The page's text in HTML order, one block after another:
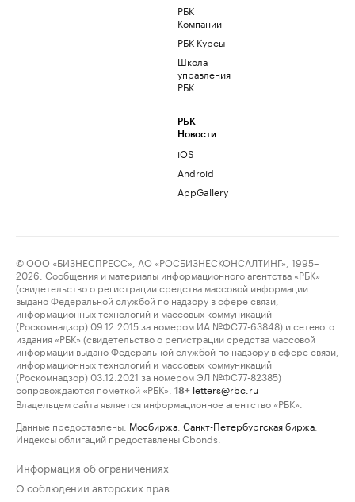
РБК
Компании
РБК Курсы
Школа
управления
РБК
РБК
Новости
iOS
Android
AppGallery
© ООО «БИЗНЕСПРЕСС», АО «РОСБИЗНЕСКОНСАЛТИНГ», 1995–
2026. Сообщения и материалы информационного агентства «РБК»
(свидетельство о регистрации средства массовой информации
выдано Федеральной службой по надзору в сфере связи,
информационных технологий и массовых коммуникаций
(Роскомнадзор) 09.12.2015 за номером ИА №ФС77-63848) и сетевого
издания «РБК» (свидетельство о регистрации средства массовой
информации выдано Федеральной службой по надзору в сфере связи,
информационных технологий и массовых коммуникаций
(Роскомнадзор) 03.12.2021 за номером ЭЛ №ФС77-82385)
сопровождаются пометкой «РБК».
18+ letters@rbc.ru
Владельцем сайта является информационное агентство «РБК».
Данные предоставлены: Мосбиржа Санкт-Петербургская биржа
Индексы облигаций предоставлены Cbonds.
Информация об ограничениях
О соблюдении авторских прав